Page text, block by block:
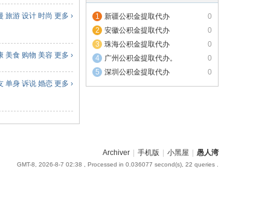
旅游 设计 时尚 更多 ›
美食 购物 美容 更多 ›
单身 诉说 婚恋 更多 ›
0
新疆公积金提取代办
0
安徽公积金提取代办
0
珠海公积金提取代办
0
广州公积金提取代办。
0
深圳公积金提取代办
Archiver 手机版 小黑屋 愚人湾
GMT-8, 2026-8-7 02:38 , Processed in 0.036077 second(s), 22 queries .